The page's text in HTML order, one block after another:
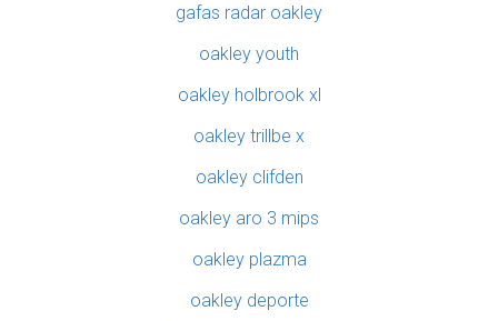
gafas radar oakley
oakley youth
oakley holbrook xl
oakley trillbe x
oakley clifden
oakley aro 3 mips
oakley plazma
oakley deporte